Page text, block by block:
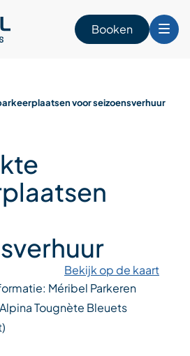
Booken
voor seizoensverhuur
Bekijk op de kaart
Méribel Parkeren
Tougnète Bleuets